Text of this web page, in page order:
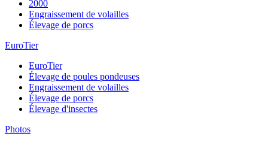
2000
Engraissement de volailles
Élevage de porcs
EuroTier
EuroTier
Élevage de poules pondeuses
Engraissement de volailles
Élevage de porcs
Élevage d'insectes
Photos